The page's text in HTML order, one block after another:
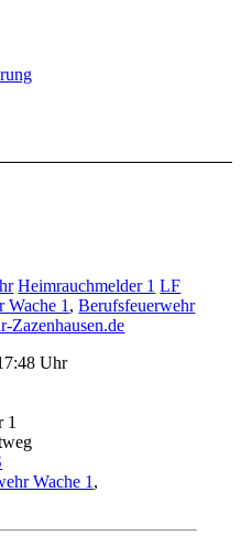
Heimrauchmelder 1 LF
Wache 1 ,Berufsfeuerwehr
Zazenhausen.de
Uhr
1
Wache 1 ,